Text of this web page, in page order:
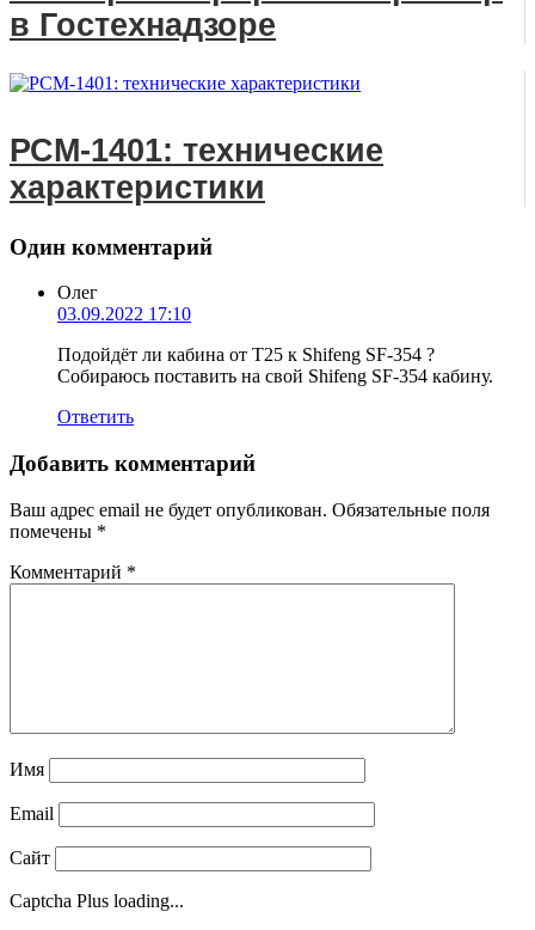
в Гостехнадзоре
РСМ-1401: технические
характеристики
Один комментарий
Олег
03.09.2022 17:10
Подойдёт ли кабина от Т25 к Shifeng SF-354 ?
Собираюсь поставить на свой Shifeng SF-354 кабину.
Ответить
Добавить комментарий
Ваш адрес email не будет опубликован. Обязательные поля
помечены *
Комментарий *
Имя
Email
Сайт
Captcha Plus loading...